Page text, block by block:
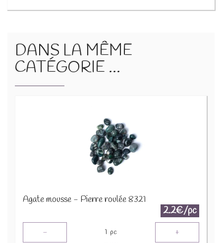
DANS LA MÊME
CATÉGORIE ...
Agate mousse - Pierre roulée 8321
2.2€/pc
- 1 pc +